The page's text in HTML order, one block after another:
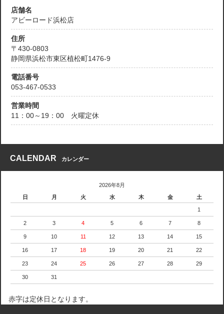
店舗名
アビーロード浜松店
住所
〒430-0803
静岡県浜松市東区植松町1476-9
電話番号
053-467-0533
営業時間
11：00～19：00 火曜定休
CALENDAR カレンダー
2026年8月
日
月 火 水 木 金 土
1
2 3 4 5 6 7 8
9 10 11 12 13 14 15
16 17 18 19 20 21 22
23 24 25 26 27 28 29
30 31
赤字は定休日となります。